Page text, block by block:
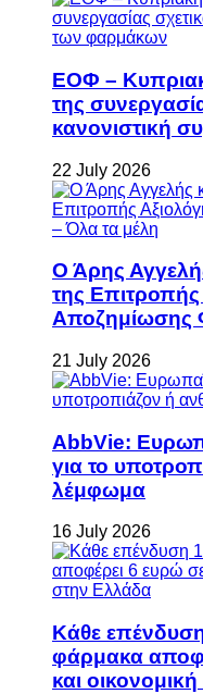
ΕΟΦ –
της
κανονιστική
22 July 2026
Ο Άρης
της
Αποζημίωσης
21 July 2026
AbbVie:
για το
λέμφωμα
16 July 2026
Κάθε
φάρμακα
και